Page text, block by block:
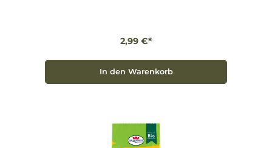
2,99 €*
In den Warenkorb